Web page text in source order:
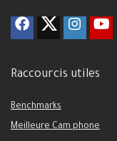
Raccourcis utiles
Benchmarks
Meilleure Cam phone